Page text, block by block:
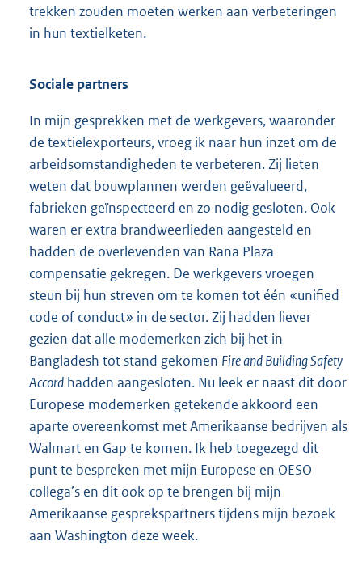
trekken zouden moeten werken aan verbeteringen
in hun textielketen.
Sociale partners
In mijn gesprekken met de werkgevers, waaronder
de textielexporteurs, vroeg ik naar hun inzet om de
arbeidsomstandigheden te verbeteren. Zij lieten
weten dat bouwplannen werden geëvalueerd,
fabrieken geïnspecteerd en zo nodig gesloten. Ook
waren er extra brandweerlieden aangesteld en
hadden de overlevenden van Rana Plaza
compensatie gekregen. De werkgevers vroegen
steun bij hun streven om te komen tot één «unified
code of conduct» in de sector. Zij hadden liever
gezien dat alle modemerken zich bij het in
Bangladesh tot stand gekomen Fire and Building Safety
Accord hadden aangesloten. Nu leek er naast dit door
Europese modemerken getekende akkoord een
aparte overeenkomst met Amerikaanse bedrijven als
Walmart en Gap te komen. Ik heb toegezegd dit
punt te bespreken met mijn Europese en OESO
collega’s en dit ook op te brengen bij mijn
Amerikaanse gesprekspartners tijdens mijn bezoek
aan Washington deze week.